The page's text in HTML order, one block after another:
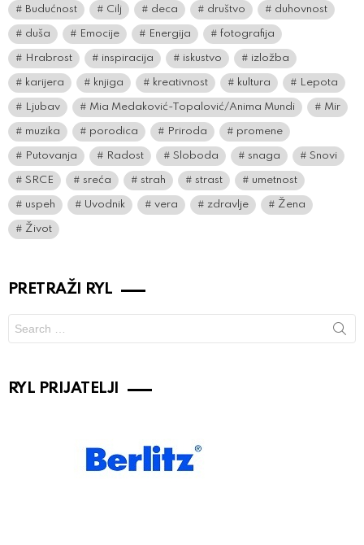
Budućnost Cilj deca društvo duhovnost
duša Emocije Energija fotografija
Hrabrost inspiracija iskustvo izložba
karijera knjiga kreativnost kultura Lepota
Ljubav Mia Medaković-Topalović/Anima Mundi Mir
muzika porodica Priroda promene
Putovanja Radost Sloboda snaga Snovi
SRCE sreća strah strast umetnost
uspeh Uvodnik vera zdravlje Žena
Život
PRETRAŽI RYL
for:
RYL PRIJATELJI